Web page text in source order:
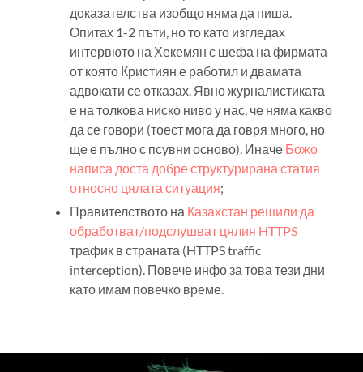
доказателства изобщо няма да пиша.
Опитах 1-2 пъти, но то като изгледах
интервюто на Хекемян с шефа на фирмата
от която Кристиян е работил и двамата
адвокати се отказах. Явно журналистиката
е на толкова ниско ниво у нас, че няма какво
да се говори (тоест мога да говря много, но
ще е пълно с псувни осново). Иначе Божо
написа доста добре структурирана статия
относно цялата ситуация;
Правителството на Казахстан решили да
обработват/подслушват цялия HTTPS
трафик в страната (HTTPS traffic
interception). Повече инфо за това тези дни
като имам повечко време.